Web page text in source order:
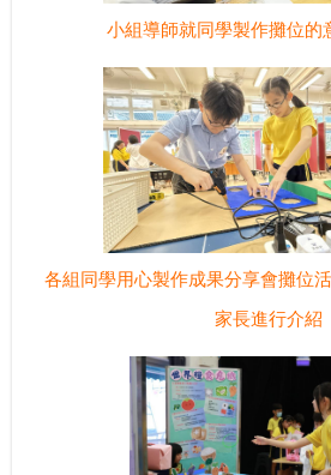
小組導師就同學製作攤位的
各組同學用心製作成果分享會攤位
家長進行介紹